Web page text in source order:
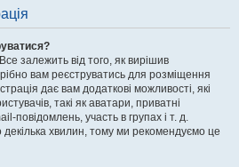
залежить від того, як вирішив
вам реєструватись для розміщення
дає вам додаткові можливості, які
такі як аватари, приватні
повідомлень, участь в групах і т. д.
декілька хвилин, тому ми рекомендуємо це